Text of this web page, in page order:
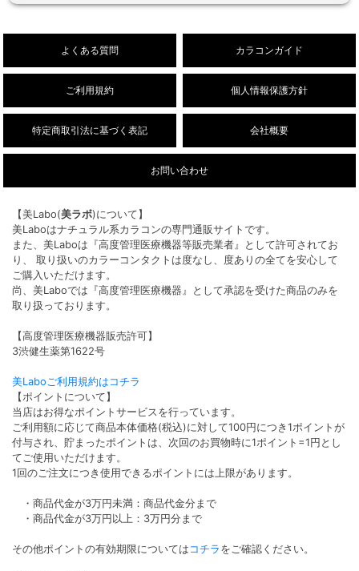
た。
よくある質問 カラコンガイド
ご利用規約 個人情報保護方針
特定商取引法に基づく表記 会社概要
お問い合わせ
【美Labo(美ラボ)について】
美Laboはナチュラル系カラコンの専門通販サイトです。
また、美Laboは『高度管理医療機器等販売業者』として許可されてお
り、 取り扱いのカラーコンタクトは度なし、度ありの全てを安心して
ご購入いただけます。
尚、美Laboでは『高度管理医療機器』として承認を受けた商品のみを
取り扱っております。
【高度管理医療機器販売許可】
3渋健生薬第1622号
美Laboご利用規約はコチラ
【ポイントについて】
当店はお得なポイントサービスを行っています。
ご利用額に応じて商品本体価格(税込)に対して100円につき1ポイントが
付与され、貯まったポイントは、次回のお買物時に1ポイント=1円とし
てご使用いただけます。
1回のご注文につき使用できるポイントには上限があります。
・商品代金が3万円未満：商品代金分まで
・商品代金が3万円以上：3万円分まで
その他ポイントの有効期限についてはコチラをご確認ください。